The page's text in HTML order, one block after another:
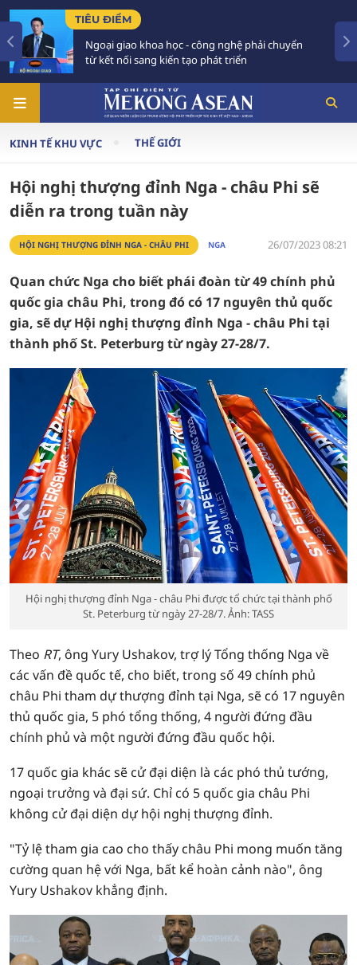
học - công nghệ phải chuyển
kiến tạo phát triển
Tăng trưởng
Phải xây
KINH TẾ KHU VỰC THẾ GIỚI
Hội nghị thượng đỉnh Nga - châu Phi sẽ
diễn ra trong tuần này
HỘI NGHỊ THƯỢNG ĐỈNH NGA - CHÂU PHI NGA 26/07/2023 08:21
Quan chức Nga cho biết phái đoàn từ 49 chính phủ
quốc gia châu Phi, trong đó có 17 nguyên thủ quốc
gia, sẽ dự Hội nghị thượng đỉnh Nga - châu Phi tại
thành phố St. Peterburg từ ngày 27-28/7.
Hội nghị thượng đỉnh Nga - châu Phi được tổ chức tại thành phố
St. Peterburg từ ngày 27-28/7. Ảnh: TASS
Theo RT, ông Yury Ushakov, trợ lý Tổng thống Nga về
các vấn đề quốc tế, cho biết, trong số 49 chính phủ
châu Phi tham dự thượng đỉnh tại Nga, sẽ có 17 nguyên
thủ quốc gia, 5 phó tổng thống, 4 người đứng đầu
chính phủ và một người đứng đầu quốc hội.
17 quốc gia khác sẽ cử đại diện là các phó thủ tướng,
ngoại trưởng và đại sứ. Chỉ có 5 quốc gia châu Phi
không cử đại diện dự hội nghị thượng đỉnh.
"Tỷ lệ tham gia cao cho thấy châu Phi mong muốn tăng
cường quan hệ với Nga, bất kể hoàn cảnh nào", ông
Yury Ushakov khẳng định.